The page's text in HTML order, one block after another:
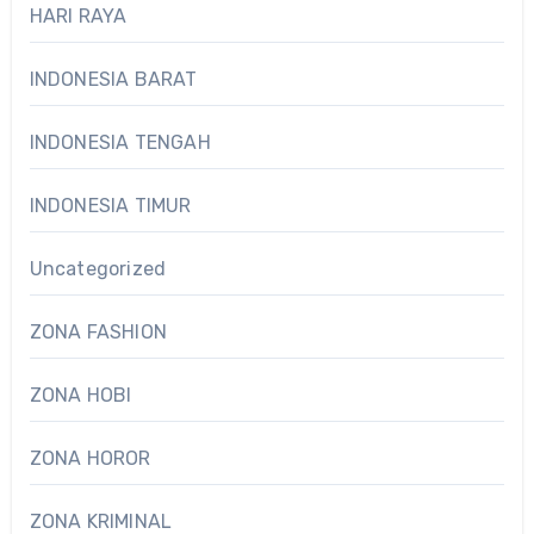
HARI RAYA
INDONESIA BARAT
INDONESIA TENGAH
INDONESIA TIMUR
Uncategorized
ZONA FASHION
ZONA HOBI
ZONA HOROR
ZONA KRIMINAL